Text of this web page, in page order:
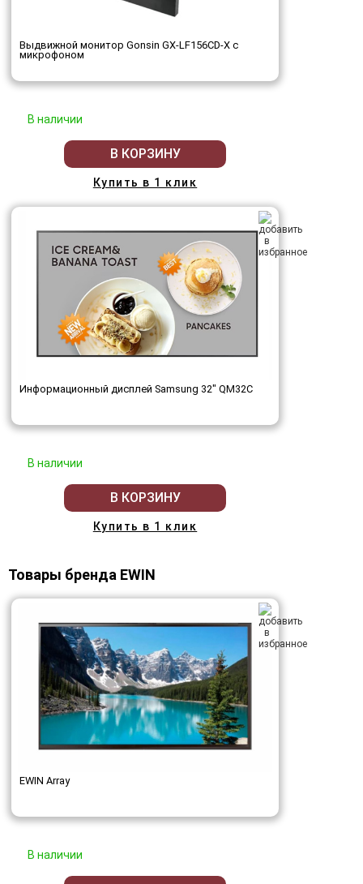
Выдвижной монитор Gonsin GX-LF156CD-X с
микрофоном
В наличии
В КОРЗИНУ
Купить в 1 клик
Информационный дисплей Samsung 32" QM32C
В наличии
В КОРЗИНУ
Купить в 1 клик
Товары бренда EWIN
EWIN Array
В наличии